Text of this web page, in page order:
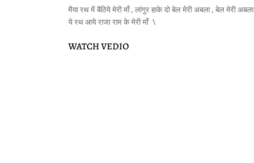
मैया रथ में बैठिये मेरी माँ , लांगुर हाके दो बेल मेरी अबला , बेल मेरी अबला
ये रथ आये राजा राम के मेरी माँ \
WATCH VEDIO